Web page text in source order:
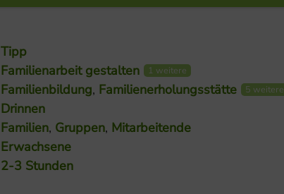
Tipp
Familienarbeit gestalten 1 weitere
Familienbildung, Familienerholungsstätte 5 weitere
Drinnen
Familien, Gruppen, Mitarbeitende
Erwachsene
2-3 Stunden